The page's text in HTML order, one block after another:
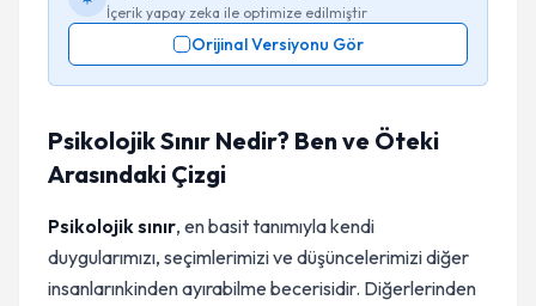
İçerik yapay zeka ile optimize edilmiştir
Orijinal Versiyonu Gör
Psikolojik Sınır Nedir? Ben ve Öteki
Arasındaki Çizgi
Psikolojik sınır, en basit tanımıyla kendi
duygularımızı, seçimlerimizi ve düşüncelerimizi diğer
insanlarınkinden ayırabilme becerisidir. Diğerlerinden